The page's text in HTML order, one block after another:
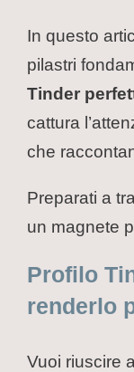
In questo
pilastri
Tinder
cattura
che
Preparati a
un magnete
Profilo
renderlo
Vuoi riuscire a